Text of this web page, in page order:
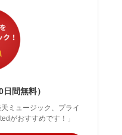
間無料）
ミュージック、プライ
がおすすめです！」